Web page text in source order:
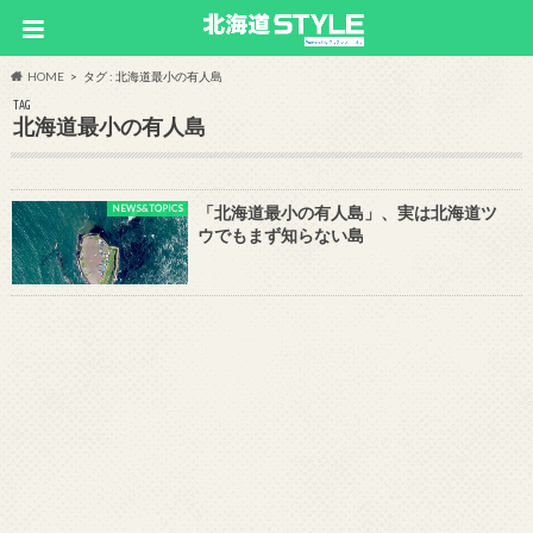
HOME タグ : 北海道最小の有人島
TAG
北海道最小の有人島
NEWS&TOPICS
「北海道最小の有人島」、実は北海道ツ
ウでもまず知らない島